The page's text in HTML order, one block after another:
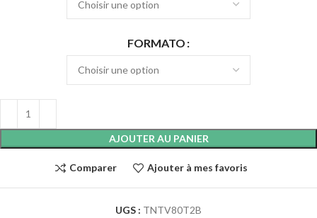
FORMATO
AJOUTER AU PANIER
Comparer Ajouter à mes favoris
UGS : TNTV80T2B